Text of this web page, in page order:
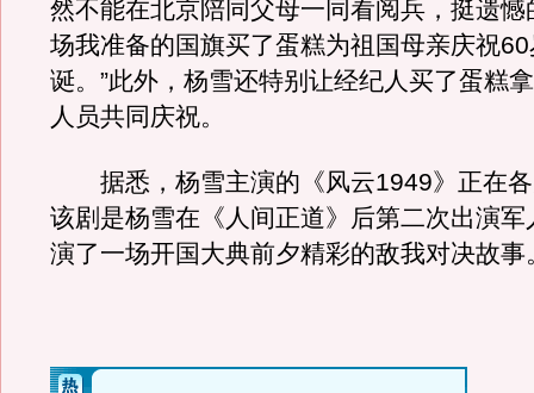
然不能在北京陪同父母一同看阅兵，挺遗憾
场我准备的国旗买了蛋糕为祖国母亲庆祝
诞。”此外，杨雪还特别让经纪人买了蛋糕
人员共同庆祝。
据悉，杨雪主演的《风云1949》正在各
该剧是杨雪在《人间正道》后第二次出演军
演了一场开国大典前夕精彩的敌我对决故事